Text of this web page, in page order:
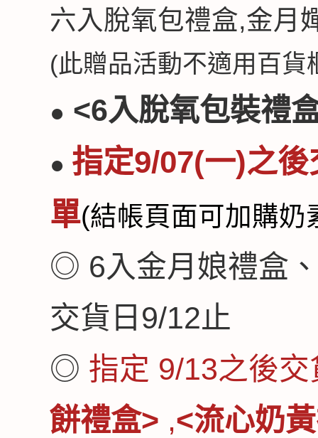
六入脫氧包禮盒,金月
(此贈品活動不適用百貨
● <6入脫氧包裝禮
● 指定9/07(一)之
單(結帳頁面可加購奶
◎ 6入金月娘禮盒
交貨日9/12止
◎ 指定 9/13之後
餅禮盒> ,<流心奶